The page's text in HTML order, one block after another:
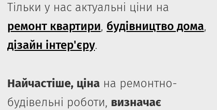
Тільки у нас актуальні ціни на
ремонт квартири, будівництво дома,
дізайн інтер'єру.
Найчастіше, ціна на ремонтно-
будівельні роботи, визначає